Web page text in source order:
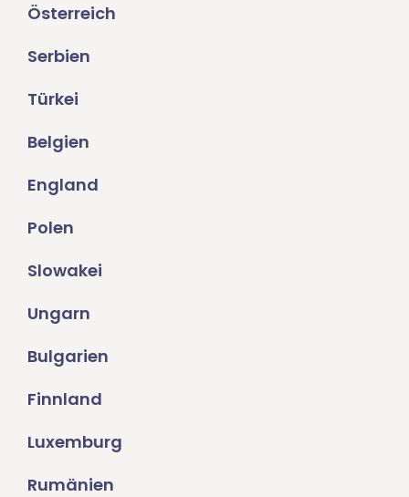
Österreich
Serbien
Türkei
Belgien
England
Polen
Slowakei
Ungarn
Bulgarien
Finnland
Luxemburg
Rumänien